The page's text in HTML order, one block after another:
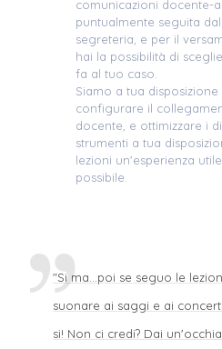
comunicazioni docente-
puntualmente seguita
segreteria, e per il
hai la possibilità di
fa al tuo caso.
Siamo a tua
configurare il
docente, e ottimizzare i
strumenti a tua
lezioni un'esperienza
possibile.
"Si ma...poi se seguo le
suonare ai saggi e ai
si! Non ci credi? Dai